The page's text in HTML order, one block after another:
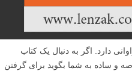
دارد. اگر به دنبال یک کتاب
و ساده به شما بگوید برای گرفتن